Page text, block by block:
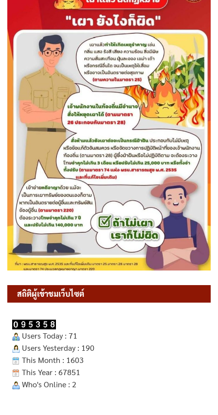
สถิติผู้เข้าชมเว็บไซต์
Users Today : 71
Users Yesterday : 190
This Month : 1603
This Year : 67851
Who's Online : 2